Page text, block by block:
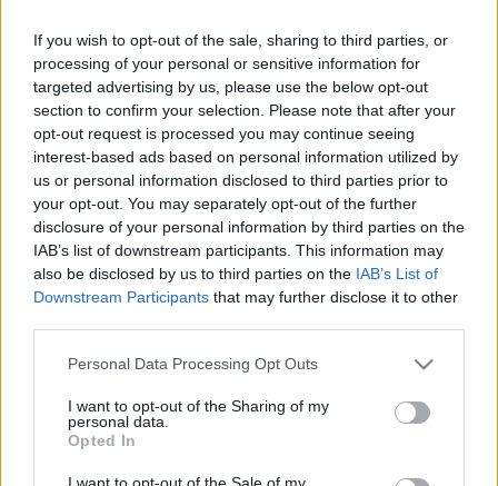
If you wish to opt-out of the sale, sharing to third parties, or
processing of your personal or sensitive information for
targeted advertising by us, please use the below opt-out
section to confirm your selection. Please note that after your
opt-out request is processed you may continue seeing
interest-based ads based on personal information utilized by
us or personal information disclosed to third parties prior to
your opt-out. You may separately opt-out of the further
disclosure of your personal information by third parties on the
IAB’s list of downstream participants. This information may
also be disclosed by us to third parties on the IAB’s List of
Downstream Participants that may further disclose it to other
Please note that this website/app uses one or more Google
not limited to your visit or usage behaviour. You may click to
grant or deny consent to Google and its third-party tags to
use your data for below specified purposes in below Google
consent section.
Personal Data Processing Opt Outs
I want to opt-out of the Sharing of my
personal data.
Opted In
Videók
Kisállatok egészsége
#allergia #influenza#cukorbetegség
#orvosmeteorológia#vérnyomás #stroke#rákbetegség
#pajzsmirigy#reflux#ekcéma#herpesz
Láz